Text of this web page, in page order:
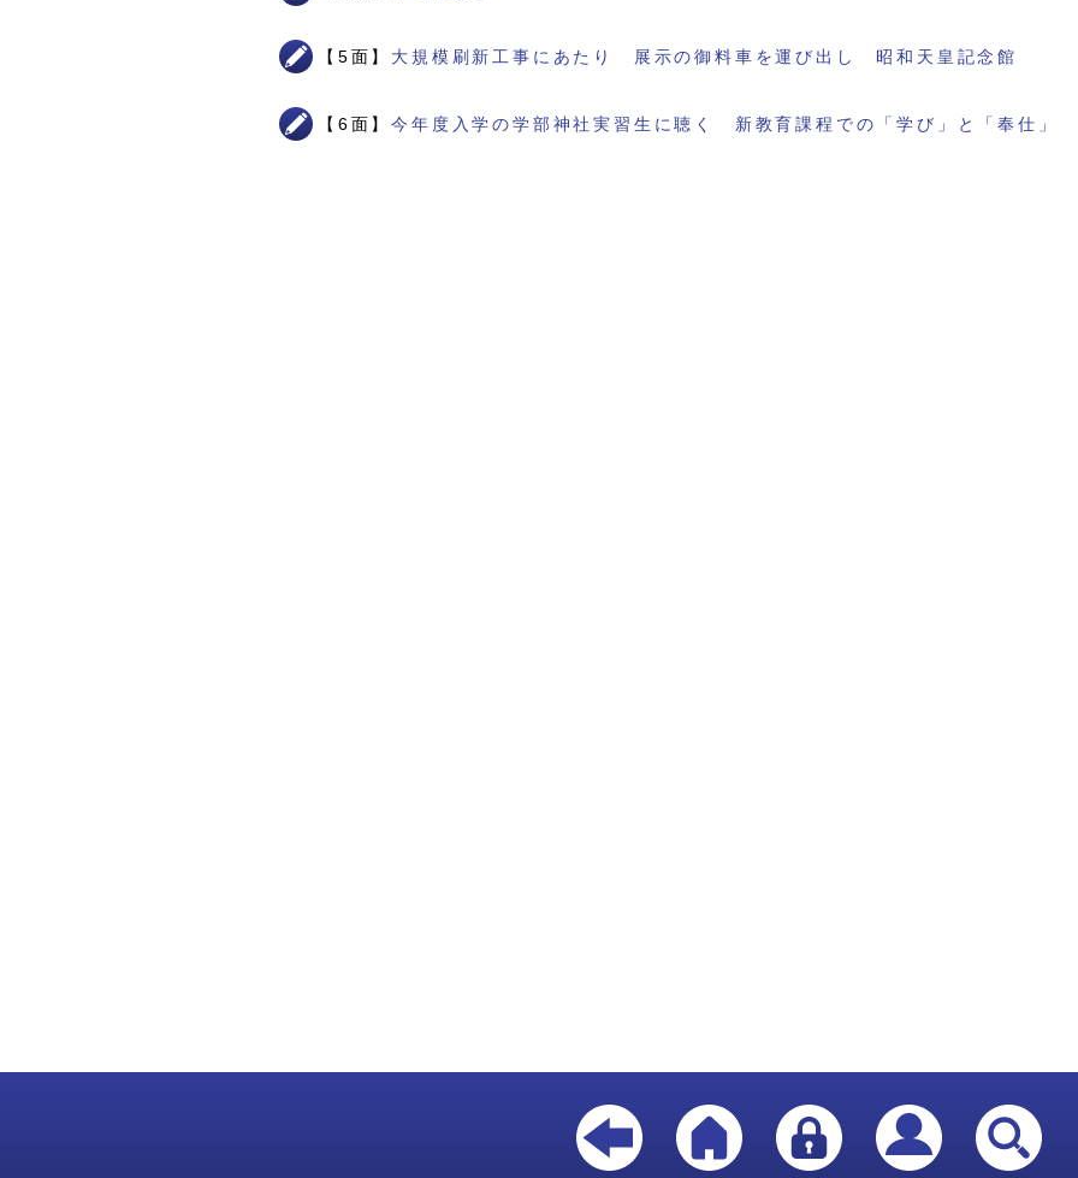
【5面】 大規模刷新工事にあたり 展示の御料車を運び出し 昭和天皇記念館
【6面】今年度入学の学部神社実習生に聴く 新教育課程での「学び」と「奉仕